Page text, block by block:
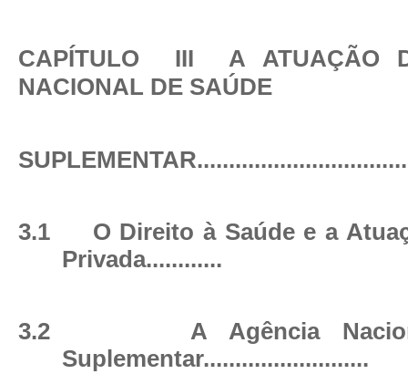
CAPÍTULO III A ATUAÇÃO
NACIONAL DE SAÚDE
SUPLEMENTAR
3.1
O Direito à Saúde e a
Privada............
3.2
A Agência
Suplementar..........................